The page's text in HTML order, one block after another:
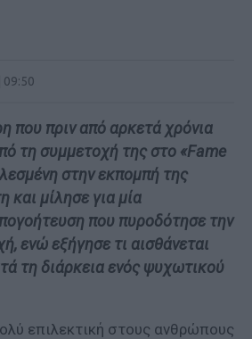
09:50
που πριν από αρκετά χρόνια
τη συμμετοχή της στο «Fame
στην εκπομπή της
μίλησε για μία
που πυροδότησε την
ενώ εξήγησε τι αισθάνεται
τη διάρκεια ενός ψυχωτικού
επιλεκτική στους ανθρώπους